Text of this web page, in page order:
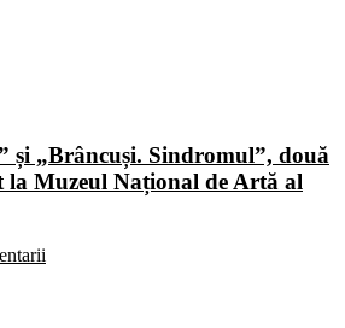
și „Brâncuși. Sindromul”, două
la Muzeul Național de Artă al